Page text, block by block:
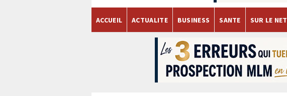
ACCUEIL ACTUALITE BUSINESS SANTE SUR LE NET